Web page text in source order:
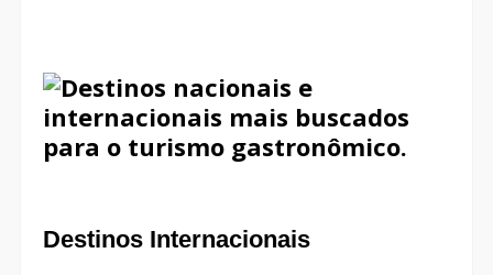
Destinos Internacionais